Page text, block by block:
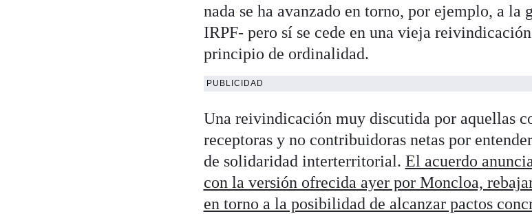
nada se ha avanzado en torno, por ejemplo, a la
IRPF- pero sí se cede en una vieja
principio de ordinalidad.
PUBLICIDAD
Una reivindicación muy discutida por aquellas
receptoras y no contribuidoras netas por
de solidaridad interterritorial. El acuerdo
con la versión ofrecida ayer por Moncloa,
en torno a la posibilidad de alcanzar pactos